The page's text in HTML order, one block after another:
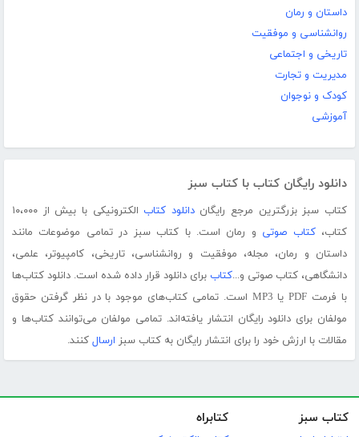
داستان و رمان
روانشناسی و موفقیت
تاریخی و اجتماعی
مدیریت و تجارت
کودک و نوجوان
آموزشی
دانلود رایگان کتاب با کتاب سبز
کتاب سبز بزرگترین مرجع رایگاندانلود کتاب
الکترونیکی با بیش از ۱۰،۰۰۰
کتاب،کتاب صوتی و رمان است. با کتاب سبز در تمامی موضوعات مانند
داستان و رمان، مجله، موفقیت و روانشناسی، تاریخی، کامپیوتر، علمی،
دانشگاهی، کتاب صوتی و...کتاب برای دانلود قرار داده شده است. دانلود کتاب‌ها
با فرمت PDF یا MP3 است. تمامی کتاب‌های موجود با در نظر گرفتن حقوق
مولفان برای دانلود رایگان انتشار یافته‌اند. تمامی مولفان می‌توانند کتاب‌ها و
مقالات با ارزش خود را برای انتشار رایگان به کتاب سبز ارسال کنند.
کتاب سبز کتابراه